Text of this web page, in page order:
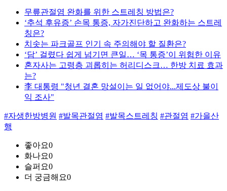
무릎관절염 완화를 위한 스트레칭 방법은?
‘추석 후유증’ 손목 통증, 자가진단하고 완화하는 스트레
칭은?
치솟는 파크골프 인기 속 주의해야 할 질환은?
‘담’ 걸렸다 쉽게 넘기면 큰일… ‘목 통증’이 위험한 이유
혼자사는 고령층 괴롭히는 허리디스크… 한방 치료 효과
는?
李 대통령 "청년 결혼 망설이는 일 없어야...제도상 불이
익 조사"
#자생한방병원 #발목관절염 #발목스트레칭 #관절염 #가을산
행
좋아요0
화나요0
슬퍼요0
더 궁금해요0